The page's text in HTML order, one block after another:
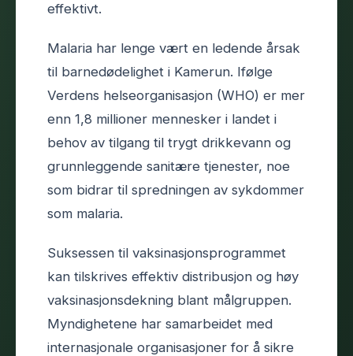
effektivt.
Malaria har lenge vært en ledende årsak
til barnedødelighet i Kamerun. Ifølge
Verdens helseorganisasjon (WHO) er mer
enn 1,8 millioner mennesker i landet i
behov av tilgang til trygt drikkevann og
grunnleggende sanitære tjenester, noe
som bidrar til spredningen av sykdommer
som malaria.
Suksessen til vaksinasjonsprogrammet
kan tilskrives effektiv distribusjon og høy
vaksinasjonsdekning blant målgruppen.
Myndighetene har samarbeidet med
internasjonale organisasjoner for å sikre